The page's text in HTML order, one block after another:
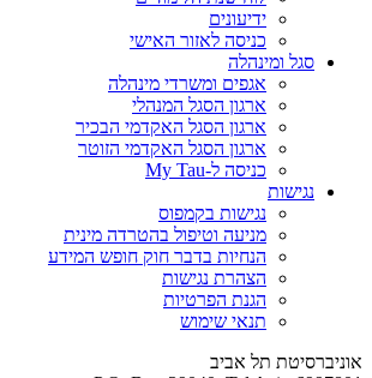
ידיעונים
כניסה לאזור האישי
סגל ומינהלה
אגפים ומשרדי מינהלה
ארגון הסגל המנהלי
ארגון הסגל האקדמי הבכיר
ארגון הסגל האקדמי הזוטר
כניסה ל-My Tau
נגישות
נגישות בקמפוס
מניעה וטיפול בהטרדה מינית
הנחיות בדבר חוק חופש המידע
הצהרת נגישות
הגנת הפרטיות
תנאי שימוש
אוניברסיטת תל אביב